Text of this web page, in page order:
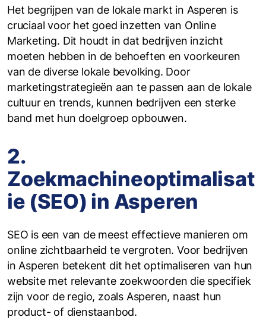
Het begrijpen van de lokale markt in Asperen is
cruciaal voor het goed inzetten van Online
Marketing. Dit houdt in dat bedrijven inzicht
moeten hebben in de behoeften en voorkeuren
van de diverse lokale bevolking. Door
marketingstrategieën aan te passen aan de lokale
cultuur en trends, kunnen bedrijven een sterke
band met hun doelgroep opbouwen.
2.
Zoekmachineoptimalisat
ie (SEO) in Asperen
SEO is een van de meest effectieve manieren om
online zichtbaarheid te vergroten. Voor bedrijven
in Asperen betekent dit het optimaliseren van hun
website met relevante zoekwoorden die specifiek
zijn voor de regio, zoals Asperen, naast hun
product- of dienstaanbod.